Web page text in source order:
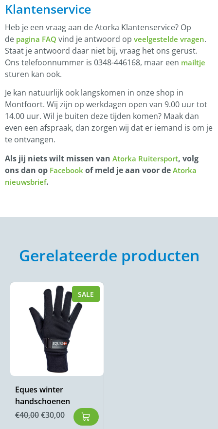
Klantenservice
Heb je een vraag aan de Atorka Klantenservice? Op
de pagina FAQ vind je antwoord op veelgestelde vragen.
Staat je antwoord daar niet bij, vraag het ons gerust.
Ons telefoonnummer is 0348-446168, maar een mailtje
sturen kan ook.
Je kan natuurlijk ook langskomen in onze shop in
Montfoort. Wij zijn op werkdagen open van 9.00 uur tot
14.00 uur. Wil je buiten deze tijden komen? Maak dan
even een afspraak, dan zorgen wij dat er iemand is om je
te ontvangen.
Als jij niets wilt missen van Atorka Ruitersport, volg
ons dan op Facebook of meld je aan voor de Atorka
nieuwsbrief.
Gerelateerde producten
SALE
Eques winter
handschoenen
€40,00€30,00